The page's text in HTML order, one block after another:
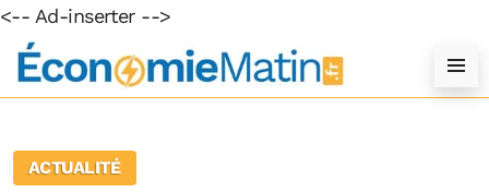
<-- Ad-inserter -->
ACTUALITÉ